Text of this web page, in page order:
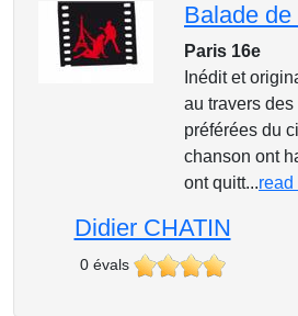
Paris 16e
Inédit et
au travers
préférées du
chanson ont
ont quitt...read
Didier CHATIN
0 évals